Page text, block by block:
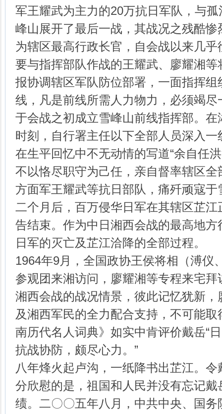
军王耀武为主力的20万抗日军队，与
峰山展开了最后一战，其战况之残酷
为辖区最高行政长官，自会战以来几
要与指挥部队作战的王耀武、廖耀湘
报协调辖区军队防位部署，一面指挥
线，凡是前线所需人力物力，必须竭
于会战之初成立雪峰山前线指挥部。
时刻，自行署主任以下全部人员深入
在生平回忆中不无动情的写道“余自任
不以恪尽职守为己任，亲自督率辖区
方面军王耀武等抗日部队，痛歼顽寇于
二个月后，百万侵华日军在其辖区芷
告结束。作为中日湘西会战的最高地
日军的灭亡及芷江洽降的全部过程。
1964年9月，全国政协王侯将相（溥仪
参观团来湘访问，廖耀湘等专程来宅
湘西会战的战况情景，彼此记忆犹新，
及湘西军民的全力配合支持，不可能取
南历代名人词典》如实中肯评价戴岳“
抗战协防，颇尽心力。”
八年烽火起卢沟，一纸降书出芷江。
分欣慰的是，祖国和人民并没有忘记
绩。二〇〇五年八月，中共中央、国